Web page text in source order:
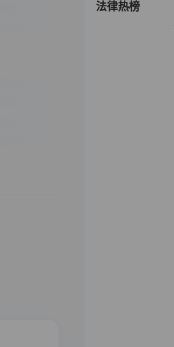
法律热榜